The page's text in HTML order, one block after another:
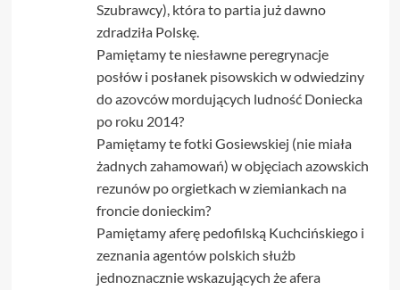
Szubrawcy), która to partia już dawno
zdradziła Polskę.
Pamiętamy te niesławne peregrynacje
posłów i posłanek pisowskich w odwiedziny
do azovców mordujących ludność Doniecka
po roku 2014?
Pamiętamy te fotki Gosiewskiej (nie miała
żadnych zahamowań) w objęciach azowskich
rezunów po orgietkach w ziemiankach na
froncie donieckim?
Pamiętamy aferę pedofilską Kuchcińskiego i
zeznania agentów polskich służb
jednoznacznie wskazujących że afera